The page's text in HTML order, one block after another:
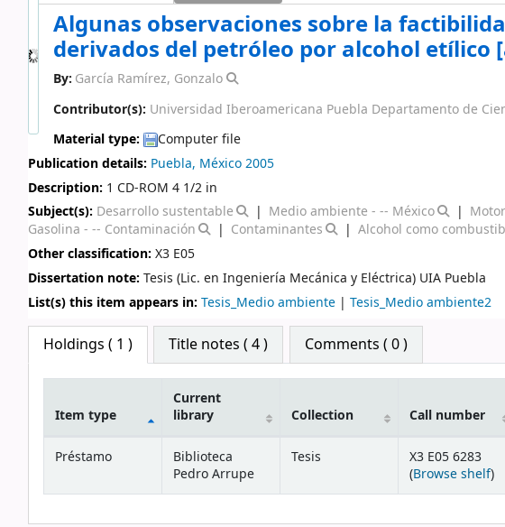
Algunas observaciones sobre la
derivados del petróleo por alcohol etílico
By: García Ramírez, Gonzalo
Contributor(s): Universidad Iberoamericana Puebla Departamento de
Material type:
Computer file
Publication details: Puebla, México2005
Description: 1 CD-ROM 4 1/2 in
Subject(s): Desarrollo sustentable Medio ambiente - -- México
Gasolina - -- Contaminación
Contaminantes
Alcohol como
Other classification: X3 E05
Dissertation note: Tesis (Lic. en Ingeniería Mecánica y Eléctrica) UIA Puebla
List(s) this item appears in: Tesis_Medio ambiente | Tesis_Medio ambiente2
Star ratings
Holdings ( 1 ) Title notes ( 4 ) Comments ( 0 )
Holdings
Item type
Current
library
Collection Call number
Préstamo
Biblioteca
Pedro Arrupe
Tesis
X3 E05 6283
(Browse shelf)